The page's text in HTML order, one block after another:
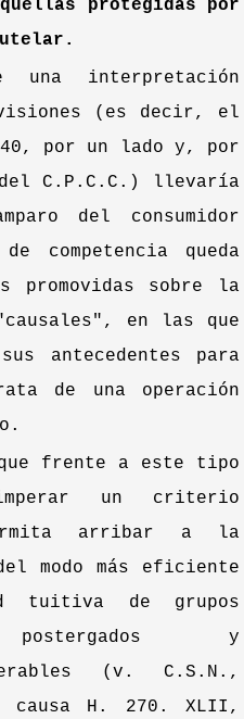
protegidas por
una interpretación
(es decir, el
por un lado y, por
C.P.C.C.) llevaría
del consumidor
competencia queda
promovidas sobre la
en las que
antecedentes para
de una operación
frente a este tipo
un criterio
arribar a la
modo más eficiente
tuitiva de grupos
postergados y
(v. C.S.N.,
H. 270. XLII,